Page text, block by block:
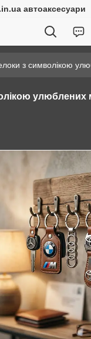
автоаксесуари
з символікою
улюблених